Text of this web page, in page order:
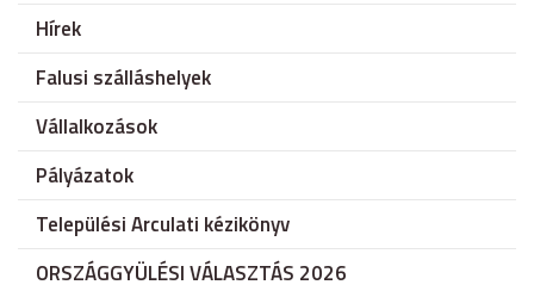
Hírek
Falusi szálláshelyek
Vállalkozások
Pályázatok
Települési Arculati kézikönyv
ORSZÁGGYÜLÉSI VÁLASZTÁS 2026